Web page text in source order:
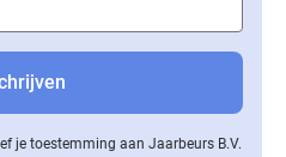
je toestemming aan Jaarbeurs B.V.